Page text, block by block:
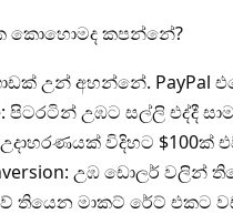
කොහොමද කපන්නේ?
උන් අහන්නේ. PayPal
පිටරටින් උඹට සල්ලි එද්දී
විදිහට $100ක්
උඹ ඩොලර් වලින්
තියෙන මාකට් රේට් එකට